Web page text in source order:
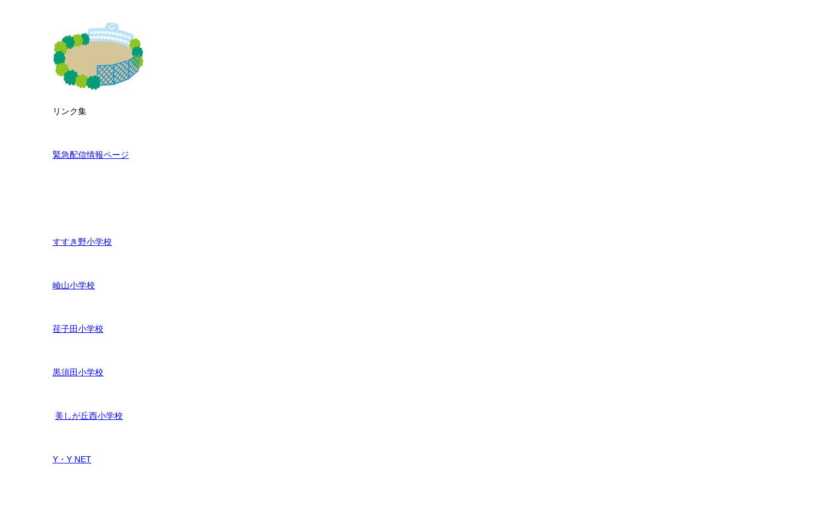
リンク集
緊急配信情報ページ
すすき野小学校
嶮山小学校
荏子田小学校
黒須田小学校
美しが丘西小学校
Y・Y NET